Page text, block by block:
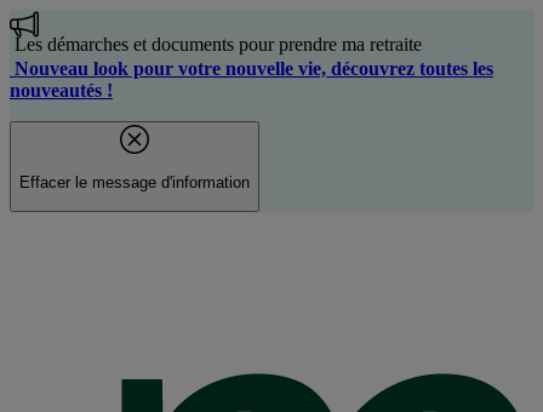
Aller
au
contenu
principal
Nouveau look pour votre nouvelle vie, découvrez toutes les
nouveautés !
Effacer le message d'information
Les démarches et documents pour prendre ma retraite